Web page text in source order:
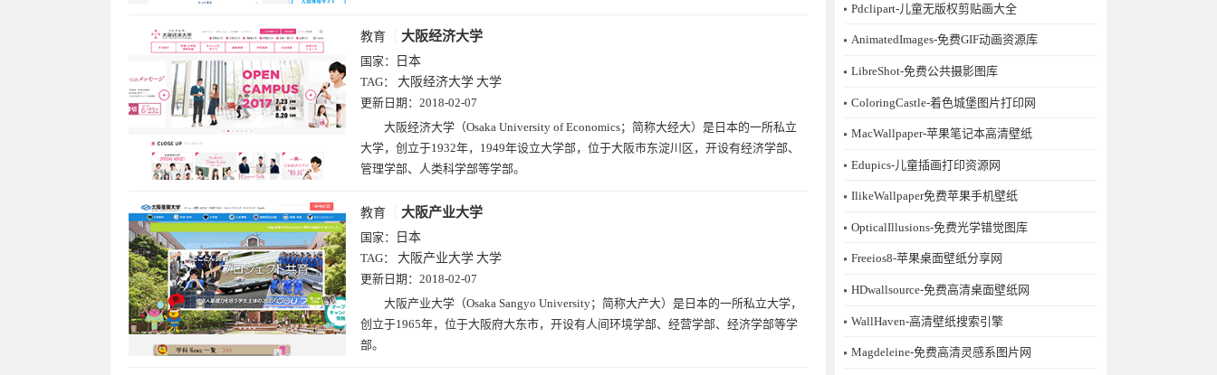
教育 大阪经济大学
国家：
日本
TAG： 大阪经济大学 大学
更新日期： 2018-02-07
大阪经济大学（Osaka University of Economics；简称大经大）是日本的一所私立
大学，创立于1932年，1949年设立大学部，位于大阪市东淀川区，开设有经济学部、
管理学部、人类科学部等学部。
教育 大阪产业大学
国家：
日本
TAG： 大阪产业大学 大学
更新日期： 2018-02-07
大阪产业大学（Osaka Sangyo University；简称大产大）是日本的一所私立大学，
创立于1965年，位于大阪府大东市，开设有人间环境学部、经营学部、经济学部等学
部。
Pdclipart-儿童无版权剪贴画大全
AnimatedImages-免费GIF动画资源库
LibreShot-免费公共摄影图库
ColoringCastle-着色城堡图片打印网
MacWallpaper-苹果笔记本高清壁纸
Edupics-儿童插画打印资源网
IlikeWallpaper免费苹果手机壁纸
OpticalIllusions-免费光学错觉图库
Freeios8-苹果桌面壁纸分享网
HDwallsource-免费高清桌面壁纸网
WallHaven-高清壁纸搜索引擎
Magdeleine-免费高清灵感系图片网